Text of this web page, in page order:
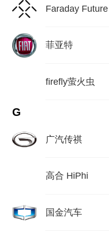
Faraday Future
菲亚特
firefly萤火虫
G
广汽传祺
高合 HiPhi
国金汽车